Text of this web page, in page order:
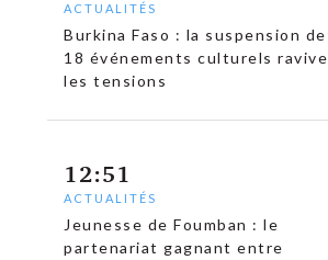
ACTUALITÉS
Burkina Faso : la suspension de
18 événements culturels ravive
les tensions
12:51
ACTUALITÉS
Jeunesse de Foumban : le
partenariat gagnant entre